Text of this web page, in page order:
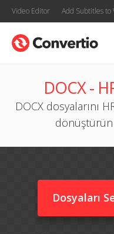
Video Editor Add Subtitles to
DOCX -
DOCX dosyalarını
Dosyaları